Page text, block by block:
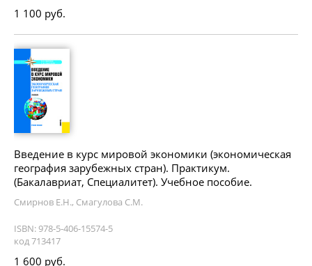
1 100 руб.
Введение в курс мировой экономики (экономическая
география зарубежных стран). Практикум.
(Бакалавриат, Специалитет). Учебное пособие.
Смирнов Е.Н., Смагулова С.М.
ISBN: 978-5-406-15574-5
код 713417
1 600 руб.